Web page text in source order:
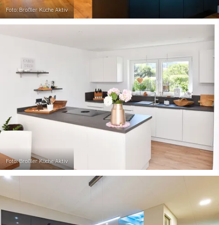
Foto: Broßler Küche Aktiv
Foto: Broßler Küche Aktiv